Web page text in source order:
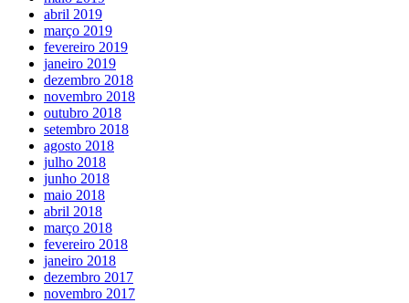
abril 2019
março 2019
fevereiro 2019
janeiro 2019
dezembro 2018
novembro 2018
outubro 2018
setembro 2018
agosto 2018
julho 2018
junho 2018
maio 2018
abril 2018
março 2018
fevereiro 2018
janeiro 2018
dezembro 2017
novembro 2017